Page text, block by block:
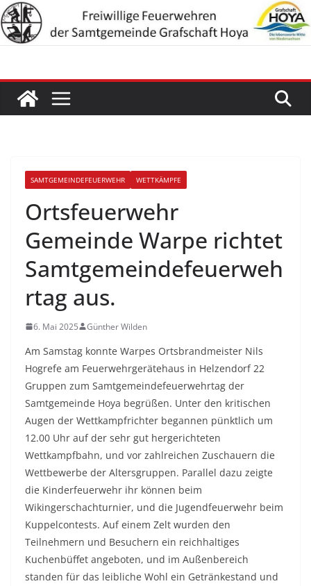
Zum
Inhalt
springen
SAMTGEMEINDEFEUERWEHR WETTKÄMPFE
Ortsfeuerwehr
Gemeinde Warpe richtet
Samtgemeindefeuerweh
rtag aus.
6. Mai 2025 Günther Wilden
Am Samstag konnte Warpes Ortsbrandmeister Nils
Hogrefe am Feuerwehrgerätehaus in Helzendorf 22
Gruppen zum Samtgemeindefeuerwehrtag der
Samtgemeinde Hoya begrüßen. Unter den kritischen
Augen der Wettkampfrichter begannen pünktlich um
12.00 Uhr auf der sehr gut hergerichteten
Wettkampfbahn, und vor zahlreichen Zuschauern die
Wettbewerbe der Altersgruppen. Parallel dazu zeigte
die Kinderfeuerwehr ihr können beim
Wikingerschachturnier, und die Jugendfeuerwehr beim
Kuppelcontests. Auf einem Zelt wurden den
Teilnehmern und Besuchern ein reichhaltiges
Kuchenbüffet angeboten, und im Außenbereich
standen für das leibliche Wohl ein Getränkestand und